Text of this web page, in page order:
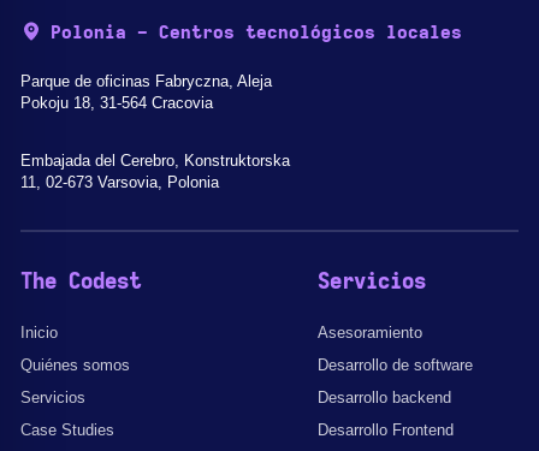
Polonia - Centros tecnológicos locales
Parque de oficinas Fabryczna, Aleja
Pokoju 18, 31-564 Cracovia
Embajada del Cerebro, Konstruktorska
11, 02-673 Varsovia, Polonia
The Codest
Inicio
Quiénes somos
Servicios
Case Studies
Servicios
Asesoramiento
Desarrollo de software
Desarrollo backend
Desarrollo Frontend